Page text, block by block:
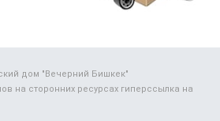
дом "Вечерний Бишкек"
на сторонних ресурсах гиперссылка на